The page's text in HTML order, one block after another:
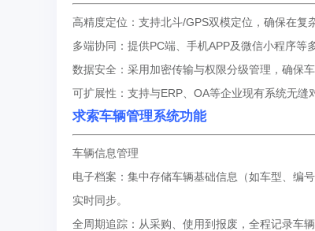
高精度定位：支持北斗/GPS双模定位，确保在复
多端协同：提供PC端、手机APP及微信小程序等
数据安全：采用加密传输与权限分级管理，确保
可扩展性：支持与ERP、OA等企业现有系统无缝
求索车辆管理系统功能
车辆信息管理
电子档案：集中存储车辆基础信息（如车型、编
实时同步。
全周期追踪：从采购、使用到报废，全程记录车